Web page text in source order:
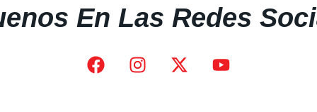
En Las Redes